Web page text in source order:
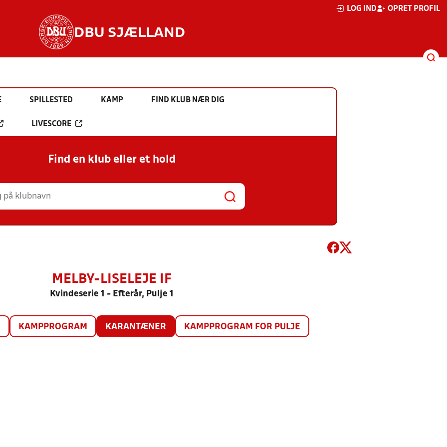
LOG IND OPRET PROFIL
DBU SJÆLLAND
SPILLESTED KAMP FIND KLUB NÆR DIG
LIVESCORE
Find en klub eller et hold
MELBY-LISELEJE IF
Kvindeserie 1 - Efterår, Pulje 1
KAMPPROGRAM KARANTÆNER KAMPPROGRAM FOR PULJE